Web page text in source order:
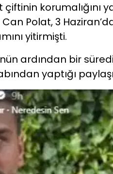
çiftinin korumalığını
Polat, 3
yitirmişti.
ardından bir
yaptığı